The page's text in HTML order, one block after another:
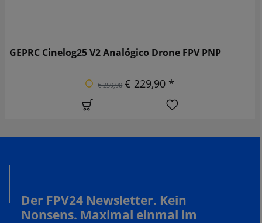
GEPRC Cinelog25 V2 Analógico Drone FPV PNP
€ 259,90 € 229,90 *
Der FPV24 Newsletter. Kein
Nonsens. Maximal einmal im